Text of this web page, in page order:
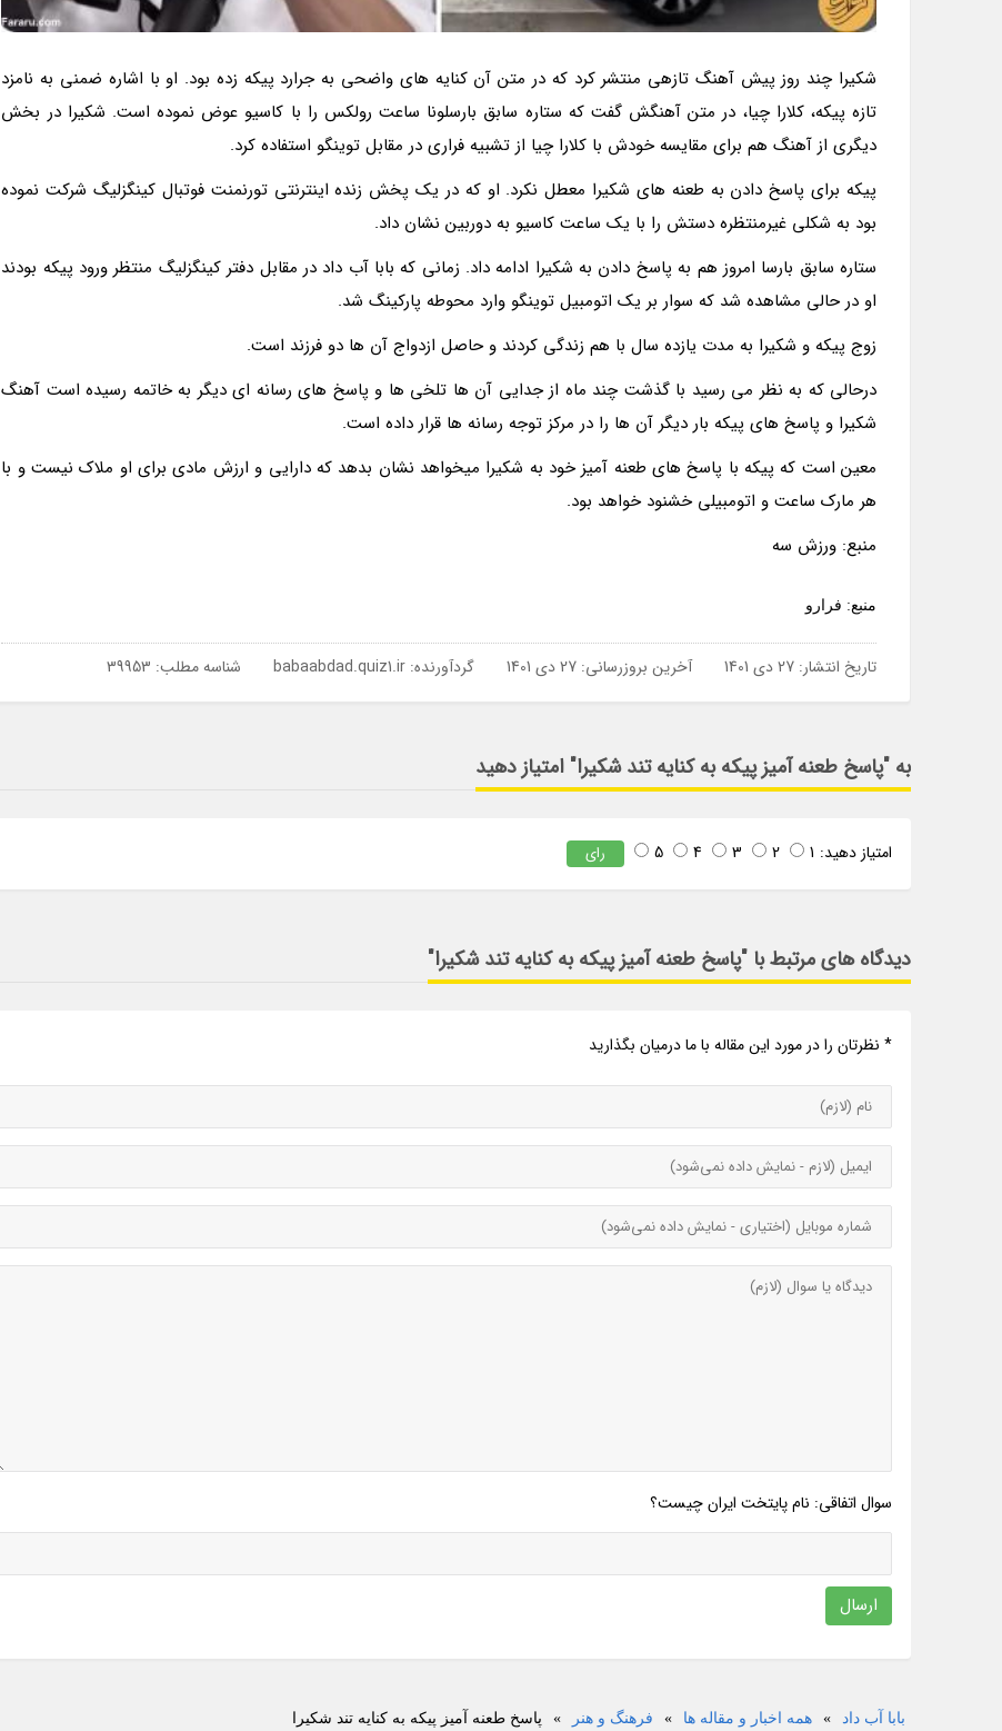
شکیرا چند روز پیش آهنگ تازهی منتشر کرد که در متن آن کنایه های واضحی به جرارد پیکه زده بود. او با اشاره ضمنی به نامزد
تازه پیکه، کلارا چیا، در متن آهنگش گفت که ستاره سابق بارسلونا ساعت رولکس را با کاسیو عوض نموده است. شکیرا در بخش
دیگری از آهنگ هم برای مقایسه خودش با کلارا چیا از تشبیه فراری در مقابل توینگو استفاده کرد.
پیکه برای پاسخ دادن به طعنه های شکیرا معطل نکرد. او که در یک پخش زنده اینترنتی تورنمنت فوتبال کینگزلیگ شرکت نموده
بود به شکلی غیرمنتظره دستش را با یک ساعت کاسیو به دوربین نشان داد.
ستاره سابق بارسا امروز هم به پاسخ دادن به شکیرا ادامه داد. زمانی که بابا آب داد در مقابل دفتر کینگزلیگ منتظر ورود پیکه بودند
او در حالی مشاهده شد که سوار بر یک اتومبیل توینگو وارد محوطه پارکینگ شد.
زوج پیکه و شکیرا به مدت یازده سال با هم زندگی کردند و حاصل ازدواج آن ها دو فرزند است.
درحالی که به نظر می رسید با گذشت چند ماه از جدایی آن ها تلخی ها و پاسخ های رسانه ای دیگر به خاتمه رسیده است آهنگ
شکیرا و پاسخ های پیکه بار دیگر آن ها را در مرکز توجه رسانه ها قرار داده است.
معین است که پیکه با پاسخ های طعنه آمیز خود به شکیرا میخواهد نشان بدهد که دارایی و ارزش مادی برای او ملاک نیست و با
هر مارک ساعت و اتومبیلی خشنود خواهد بود.
منبع: ورزش سه
منبع: فرارو
تاریخ انتشار: 27 دی 1401 آخرین بروزرسانی: 27 دی 1401 گردآورنده: babaabdad.quiz1.ir شناسه مطلب: 39953
به "پاسخ طعنه آمیز پیکه به کنایه تند شکیرا" امتیاز دهید
امتیاز دهید: 1
2
3
4
5 رای
دیدگاه های مرتبط با "پاسخ طعنه آمیز پیکه به کنایه تند شکیرا"
* نظرتان را در مورد این مقاله با ما درمیان بگذارید
سوال اتفاقی: نام پایتخت ایران چیست؟
ارسال
بابا آب داد » همه اخبار و مقاله ها » فرهنگ و هنر » پاسخ طعنه آمیز پیکه به کنایه تند شکیرا